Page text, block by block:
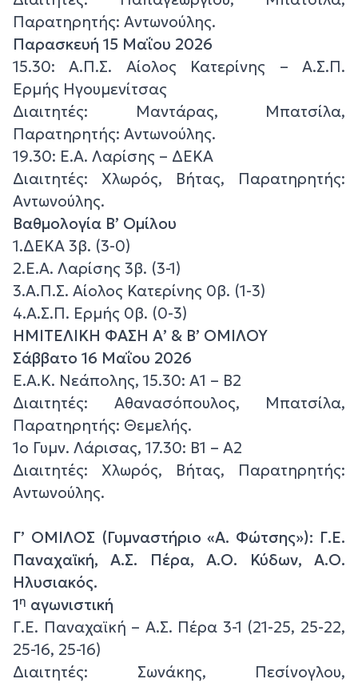
Παρατηρητής: Αντωνούλης.
Παρασκευή 15 Μαΐου 2026
15.30: Α.Π.Σ. Αίολος Κατερίνης – Α.Σ.Π.
Ερμής Ηγουμενίτσας
Διαιτητές: Μαντάρας, Μπατσίλα,
Παρατηρητής: Αντωνούλης.
19.30: Ε.Α. Λαρίσης – ΔΕΚΑ
Διαιτητές: Χλωρός, Βήτας, Παρατηρητής:
Αντωνούλης.
Βαθμολογία Β’ Ομίλου
1.ΔΕΚΑ 3β. (3-0)
2.Ε.Α. Λαρίσης 3β. (3-1)
3.Α.Π.Σ. Αίολος Κατερίνης 0β. (1-3)
4.Α.Σ.Π. Ερμής 0β. (0-3)
ΗΜΙΤΕΛΙΚΗ ΦΑΣΗ Α’ & Β’ ΟΜΙΛΟΥ
Σάββατο 16 Μαΐου 2026
Ε.Α.Κ. Νεάπολης, 15.30: Α1 – Β2
Διαιτητές: Αθανασόπουλος, Μπατσίλα,
Παρατηρητής: Θεμελής.
1ο Γυμν. Λάρισας, 17.30: Β1 – Α2
Διαιτητές: Χλωρός, Βήτας, Παρατηρητής:
Αντωνούλης.
Γ’ ΟΜΙΛΟΣ (Γυμναστήριο «Α. Φώτσης»): Γ.Ε.
Παναχαϊκή, Α.Σ. Πέρα, Α.Ο. Κύδων, Α.Ο.
Ηλυσιακός.
1η αγωνιστική
Γ.Ε. Παναχαϊκή – Α.Σ. Πέρα 3-1 (21-25, 25-22,
25-16, 25-16)
Διαιτητές: Σωνάκης, Πεσίνογλου,